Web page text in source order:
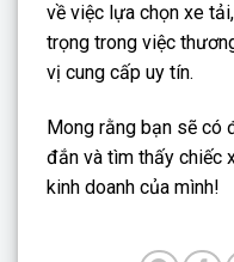
về việc lựa chọn xe
trọng trong việc
vị cung cấp uy tín.
Mong rằng bạn sẽ có
đắn và tìm thấy chiếc
kinh doanh của mình!